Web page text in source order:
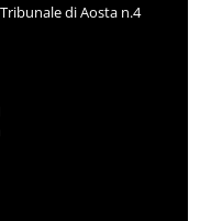
di Aosta n.4